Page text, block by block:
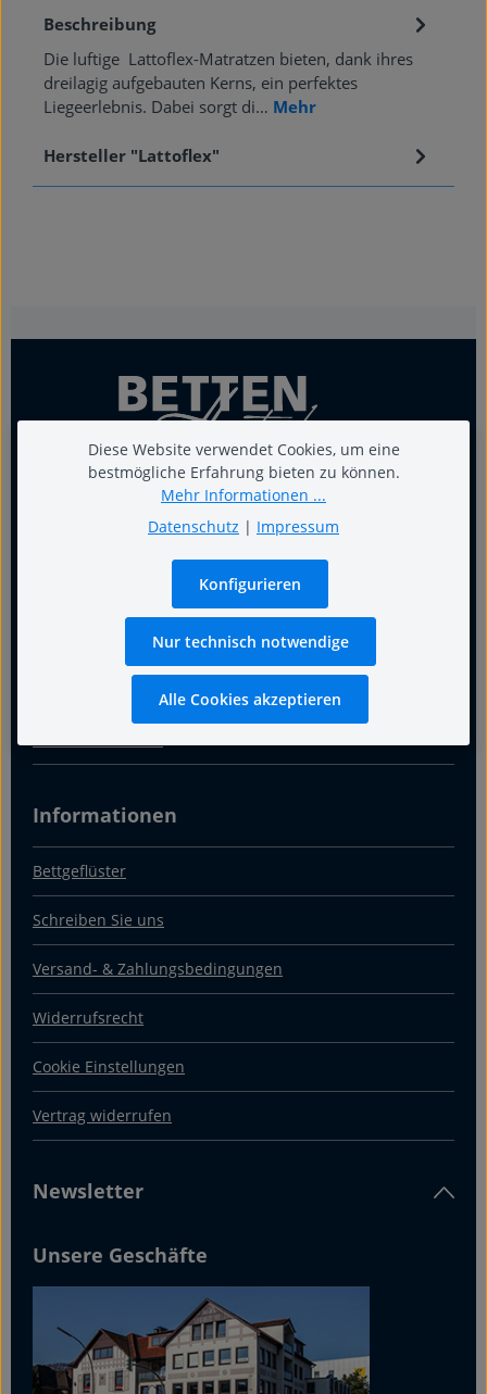
Beschreibung
Die luftige Lattoflex-Matratzen bieten, dank ihres
dreilagig aufgebauten Kerns, ein perfektes
Liegeerlebnis. Dabei sorgt di… Mehr
Hersteller "Lattoflex"
Für guten Schlaf
Warum Fachgeschäft
Informationen
Bettgeflüster
Schreiben Sie uns
Versand- & Zahlungsbedingungen
Widerrufsrecht
Cookie Einstellungen
Vertrag widerrufen
Newsletter
Unsere Geschäfte
Diese Website verwendet Cookies, um eine
bestmögliche Erfahrung bieten zu können.
Mehr Informationen ...
Datenschutz | Impressum
Nur technisch notwendige
Konfigurieren
Alle Cookies akzeptieren